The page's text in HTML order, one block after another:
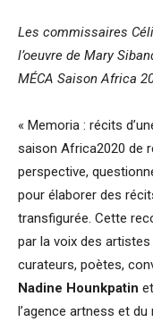
Les commissaires
l’oeuvre de Mary
MÉCA Saison Africa
« Memoria : récits
saison Africa2020 de
perspective,
pour élaborer des
transfigurée. Cette
par la voix des
curateurs, poètes,
Nadine Hounkpatin et
l’agence artness et